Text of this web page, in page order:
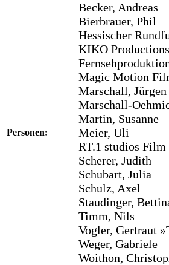
Personen:
Becker, Andreas
Bierbrauer, Phil
Hessischer
KIKO
Magic Motion
Marschall, Jürgen
Marschall-
Martin, Susanne
Meier, Uli
RT.1 studios Film
Scherer, Judith
Schubart, Julia
Schulz, Axel
Staudinger,
Timm, Nils
Vogler, Gertraut
Weger, Gabriele
Woithon,